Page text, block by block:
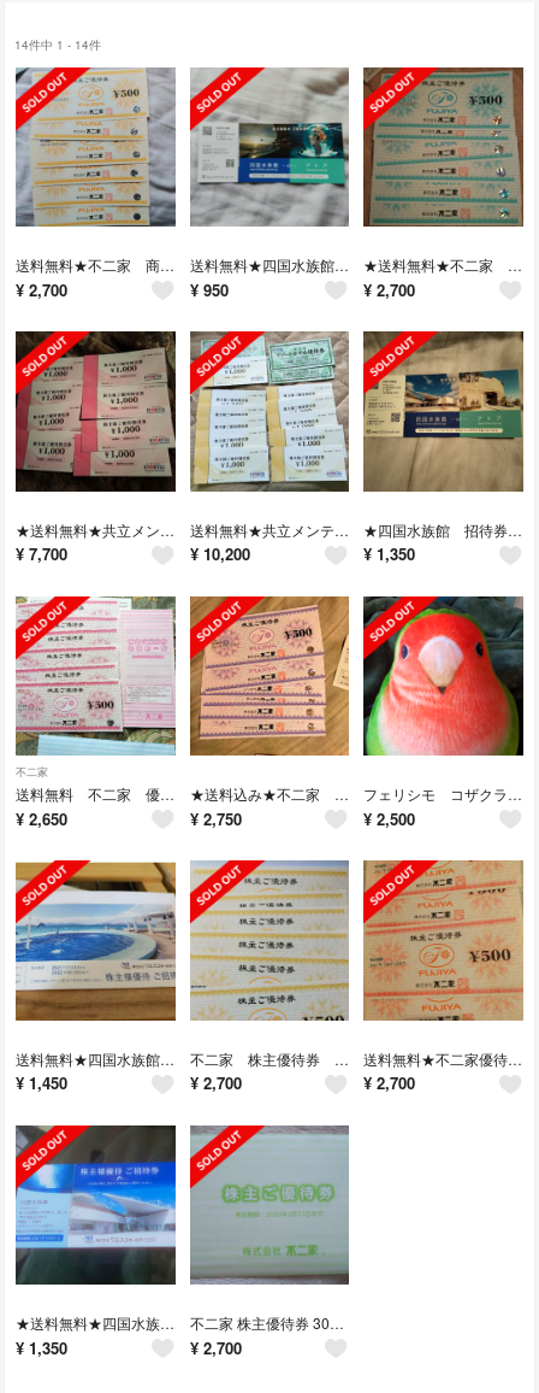
14件中 1 - 14件
送料無料★不二家 商品券 3000円分
¥ 2,700
送料無料★四国水族館 またはストア券
¥ 950
★送料無料★不二家 株主優待3000円
¥ 2,700
★送料無料★共立メンテナンス 優待券 8000円
¥ 7,700
送料無料★共立メンテナンス 株主優待11枚 リゾートホテル優待券
¥ 10,200
★四国水族館 招待券 1枚 送料無料★
¥ 1,350
不二家
送料無料 不二家 優待券3000円分
¥ 2,650
★送料込み★不二家 株主優待券3000円分
¥ 2,750
フェリシモ コザクラ クッション
¥ 2,500
送料無料★四国水族館 招待券 1枚
¥ 1,450
不二家 株主優待券 3000円送料無料
¥ 2,700
送料無料★不二家優待券 3000円2021年3月31日まで
¥ 2,700
★送料無料★四国水族館 チケット
¥ 1,350
不二家 株主優待券 3000円 送料負担
¥ 2,700